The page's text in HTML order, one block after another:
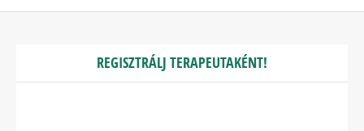
REGISZTRÁLJ TERAPEUTAKÉNT!